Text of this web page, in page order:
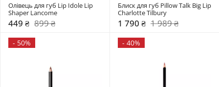
Олівець для губ Lip Idole Lip
Shaper Lancome
449 ₴ 899 ₴
Блиск для губ Pillow Talk Big Lip
Charlotte Tilbury
1 790 ₴ 1 989 ₴
- 50% - 40%